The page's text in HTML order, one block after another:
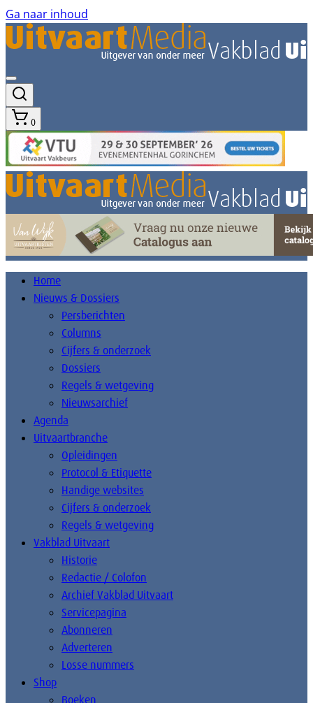
Ga naar inhoud
0
Home
Nieuws & Dossiers
Persberichten
Columns
Cijfers & onderzoek
Dossiers
Regels & wetgeving
Nieuwsarchief
Agenda
Uitvaartbranche
Opleidingen
Protocol & Etiquette
Handige websites
Cijfers & onderzoek
Regels & wetgeving
Vakblad Uitvaart
Historie
Redactie / Colofon
Archief Vakblad Uitvaart
Servicepagina
Abonneren
Adverteren
Losse nummers
Shop
Boeken